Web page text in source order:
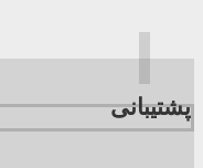
پشتیبانی